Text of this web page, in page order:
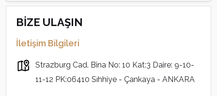
BİZE ULAŞIN
İletişim Bilgileri
Strazburg Cad. Bina No: 10 Kat:3 Daire: 9-10-
11-12 PK:06410 Sıhhiye - Çankaya - ANKARA